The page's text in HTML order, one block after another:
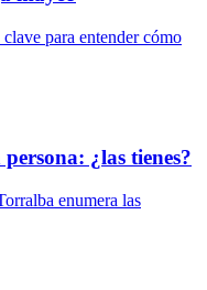
para entender cómo
¿las tienes?
enumera las